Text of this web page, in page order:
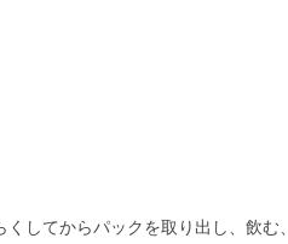
してからパックを取り出し、飲む